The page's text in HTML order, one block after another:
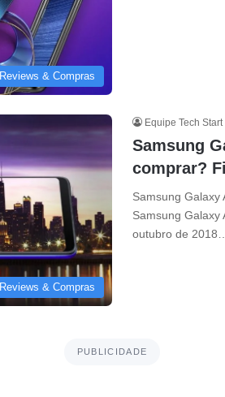
Reviews & Compras
Reviews & Compras
Equipe Tech Start
Samsung
comprar?
Samsung Galaxy
Samsung Galaxy
outubro de 2018…
PUBLICIDADE